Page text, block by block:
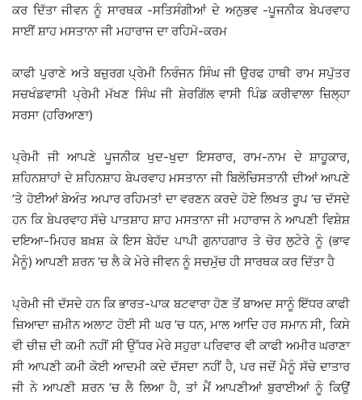
ਕਰ ਦਿੱਤਾ ਜੀਵਨ ਨੂੰ ਸਾਰਥਕ -ਸਤਿਸੰਗੀਆਂ ਦੇ ਅਨੁਭਵ -ਪੂਜਨੀਕ ਬੇਪਰਵਾਹ
ਸਾਈਂ ਸ਼ਾਹ ਮਸਤਾਨਾ ਜੀ ਮਹਾਰਾਜ ਦਾ ਰਹਿਮੋ-ਕਰਮ
ਕਾਫੀ ਪੁਰਾਣੇ ਅਤੇ ਬਜ਼ੁਰਗ ਪ੍ਰੇਮੀ ਨਿਰੰਜਨ ਸਿੰਘ ਜੀ ਉਰਫ ਹਾਥੀ ਰਾਮ ਸਪੁੱਤਰ
ਸਚਖੰਡਵਾਸੀ ਪ੍ਰੇਮੀ ਮੱਖਣ ਸਿੰਘ ਜੀ ਸ਼ੇਰਗਿੱਲ ਵਾਸੀ ਪਿੰਡ ਕਰੀਵਾਲਾ ਜ਼ਿਲ੍ਹਾ
ਸਰਸਾ (ਹਰਿਆਣਾ)
ਪ੍ਰੇਮੀ ਜੀ ਆਪਣੇ ਪੂਜਨੀਕ ਖੁਦ-ਖੁਦਾ ਇਸਰਾਰ, ਰਾਮ-ਨਾਮ ਦੇ ਸ਼ਾਹੂਕਾਰ,
ਸ਼ਹਿਨਸ਼ਾਹਾਂ ਦੇ ਸ਼ਹਿਨਸ਼ਾਹ ਬੇਪਰਵਾਹ ਮਸਤਾਨਾ ਜੀ ਬਿਲੋਚਿਸਤਾਨੀ ਦੀਆਂ ਆਪਣੇ
’ਤੇ ਹੋਈਆਂ ਬੇਅੰਤ ਅਪਾਰ ਰਹਿਮਤਾਂ ਦਾ ਵਰਣਨ ਕਰਦੇ ਹੋਏ ਲਿਖਤ ਰੂਪ ’ਚ ਦੱਸਦੇ
ਹਨ ਕਿ ਬੇਪਰਵਾਹ ਸੱਚੇ ਪਾਤਸ਼ਾਹ ਸ਼ਾਹ ਮਸਤਾਨਾ ਜੀ ਮਹਾਰਾਜ ਨੇ ਆਪਣੀ ਵਿਸ਼ੇਸ਼
ਦਇਆ-ਮਿਹਰ ਬਖ਼ਸ਼ ਕੇ ਇਸ ਬੇਹੱਦ ਪਾਪੀ ਗੁਨਾਹਗਾਰ ਤੇ ਚੋਰ ਲੁਟੇਰੇ ਨੂੰ (ਭਾਵ
ਮੈਨੂੰ) ਆਪਣੀ ਸ਼ਰਨ ’ਚ ਲੈ ਕੇ ਮੇਰੇ ਜੀਵਨ ਨੂੰ ਸਚਮੁੱਚ ਹੀ ਸਾਰਥਕ ਕਰ ਦਿੱਤਾ ਹੈ
ਪ੍ਰੇਮੀ ਜੀ ਦੱਸਦੇ ਹਨ ਕਿ ਭਾਰਤ-ਪਾਕ ਬਟਵਾਰਾ ਹੋਣ ਤੋਂ ਬਾਅਦ ਸਾਨੂੰ ਇੱਧਰ ਕਾਫੀ
ਜ਼ਿਆਦਾ ਜ਼ਮੀਨ ਅਲਾਟ ਹੋਈ ਸੀ ਘਰ ’ਚ ਧਨ, ਮਾਲ ਆਦਿ ਹਰ ਸਮਾਨ ਸੀ, ਕਿਸੇ
ਵੀ ਚੀਜ਼ ਦੀ ਕਮੀ ਨਹੀਂ ਸੀ ਉੱਧਰ ਮੇਰੇ ਸਹੁਰਾ ਪਰਿਵਾਰ ਵੀ ਕਾਫੀ ਅਮੀਰ ਘਰਾਣਾ
ਸੀ ਆਪਣੀ ਕਮੀ ਕੋਈ ਆਦਮੀ ਕਦੇ ਦੱਸਦਾ ਨਹੀਂ ਹੈ, ਪਰ ਜਦੋਂ ਮੈਨੂੰ ਸੱਚੇ ਦਾਤਾਰ
ਜੀ ਨੇ ਆਪਣੀ ਸ਼ਰਨ ’ਚ ਲੈ ਲਿਆ ਹੈ, ਤਾਂ ਮੈਂ ਆਪਣੀਆਂ ਬੁਰਾਈਆਂ ਨੂੰ ਕਿਉਂ